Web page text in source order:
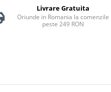
Livrare Gratuita
Oriunde in Romania la comenzile
peste 249 RON